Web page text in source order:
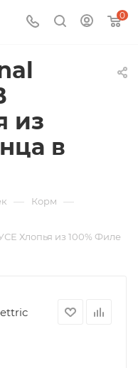
0
из
в
— Корм —
Хлопья из 100% Филе